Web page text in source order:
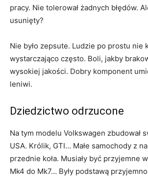
pracy. Nie tolerował żadnych błędów.
usunięty?
Nie było zepsute. Ludzie po prostu nie
wystarczająco często. Boli, jakby
wysokiej jakości. Dobry komponent
leniwi.
Dziedzictwo odrzucone
Na tym modelu Volkswagen zbudował
USA. Królik, GTI… Małe samochody z
przednie koła. Musiały być przyjemne
Mk4 do Mk7… Były podstawą